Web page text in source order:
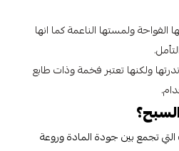
ولمستها الناعمة كما انها
ولكنها تعتبر فخمة وذات طابع
تجمع بين جودة المادة وروعة